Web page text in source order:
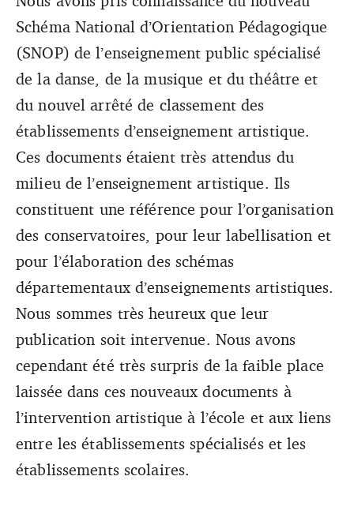
l’intervention artistique à l’école et aux liens entre les
établissements spécialisés et les établissements scolaires
Schéma National d’Orientation Pédagogique
(SNOP) de l’enseignement public spécialisé
de la danse, de la musique et du théâtre et
du nouvel arrêté de classement des
établissements d’enseignement artistique.
Ces documents étaient très attendus du
milieu de l’enseignement artistique. Ils
constituent une référence pour l’organisation
des conservatoires, pour leur labellisation et
pour l’élaboration des schémas
départementaux d’enseignements artistiques.
Nous sommes très heureux que leur
publication soit intervenue. Nous avons
cependant été très surpris de la faible place
laissée dans ces nouveaux documents à
l’intervention artistique à l’école et aux liens
entre les établissements spécialisés et les
établissements scolaires.